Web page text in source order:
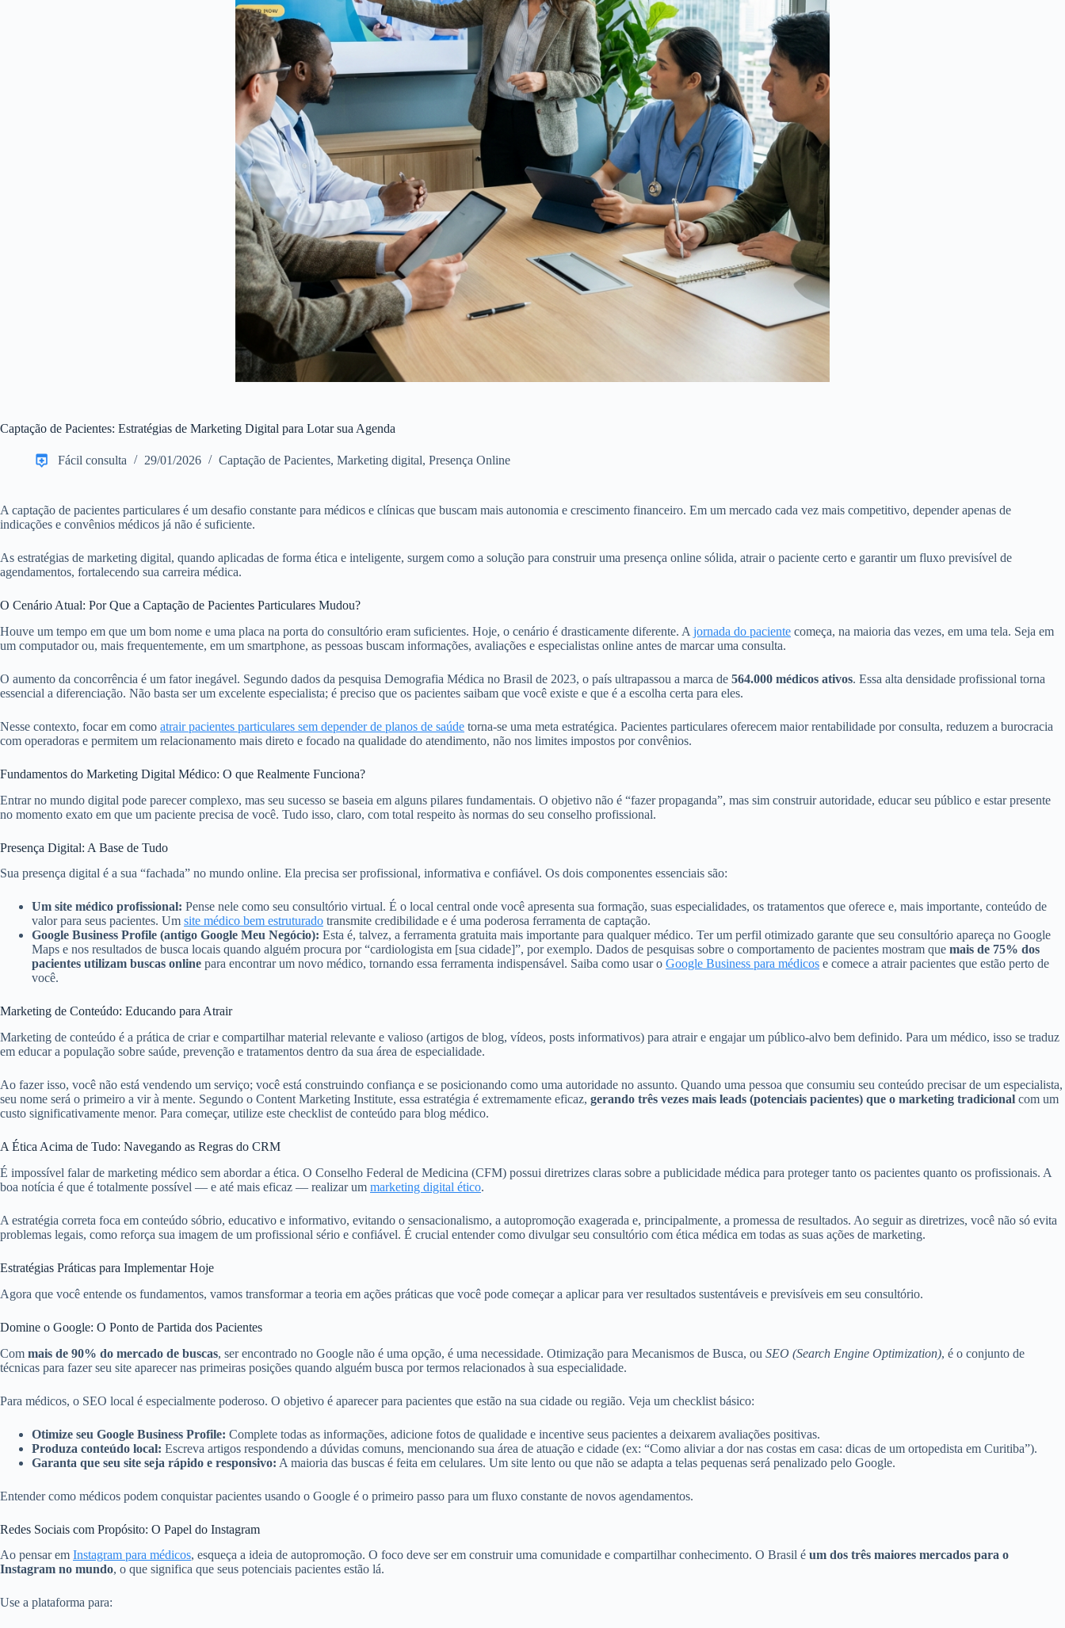
Captação de Pacientes: Estratégias de Marketing Digital para Lotar sua Agenda
Fácil consulta 29/01/2026 Captação de Pacientes, Marketing digital, Presença Online
A captação de pacientes particulares é um desafio constante para médicos e clínicas que buscam mais autonomia e crescimento financeiro. Em um mercado cada vez mais competitivo, depender apenas de
indicações e convênios médicos já não é suficiente.
As estratégias de marketing digital, quando aplicadas de forma ética e inteligente, surgem como a solução para construir uma presença online sólida, atrair o paciente certo e garantir um fluxo previsível de
agendamentos, fortalecendo sua carreira médica.
O Cenário Atual: Por Que a Captação de Pacientes Particulares Mudou?
Houve um tempo em que um bom nome e uma placa na porta do consultório eram suficientes. Hoje, o cenário é drasticamente diferente. A jornada do paciente começa, na maioria das vezes, em uma tela. Seja em
um computador ou, mais frequentemente, em um smartphone, as pessoas buscam informações, avaliações e especialistas online antes de marcar uma consulta.
O aumento da concorrência é um fator inegável. Segundo dados da pesquisa Demografia Médica no Brasil de 2023, o país ultrapassou a marca de 564.000 médicos ativos. Essa alta densidade profissional torna
essencial a diferenciação. Não basta ser um excelente especialista; é preciso que os pacientes saibam que você existe e que é a escolha certa para eles.
Nesse contexto, focar em como atrair pacientes particulares sem depender de planos de saúde torna-se uma meta estratégica. Pacientes particulares oferecem maior rentabilidade por consulta, reduzem a burocracia
com operadoras e permitem um relacionamento mais direto e focado na qualidade do atendimento, não nos limites impostos por convênios.
Fundamentos do Marketing Digital Médico: O que Realmente Funciona?
Entrar no mundo digital pode parecer complexo, mas seu sucesso se baseia em alguns pilares fundamentais. O objetivo não é “fazer propaganda”, mas sim construir autoridade, educar seu público e estar presente
no momento exato em que um paciente precisa de você. Tudo isso, claro, com total respeito às normas do seu conselho profissional.
Presença Digital: A Base de Tudo
Sua presença digital é a sua “fachada” no mundo online. Ela precisa ser profissional, informativa e confiável. Os dois componentes essenciais são:
Um site médico profissional: Pense nele como seu consultório virtual. É o local central onde você apresenta sua formação, suas especialidades, os tratamentos que oferece e, mais importante, conteúdo de
valor para seus pacientes. Um site médico bem estruturado transmite credibilidade e é uma poderosa ferramenta de captação.
Google Business Profile (antigo Google Meu Negócio): Esta é, talvez, a ferramenta gratuita mais importante para qualquer médico. Ter um perfil otimizado garante que seu consultório apareça no Google
Maps e nos resultados de busca locais quando alguém procura por “cardiologista em [sua cidade]”, por exemplo. Dados de pesquisas sobre o comportamento de pacientes mostram que mais de 75% dos
pacientes utilizam buscas online para encontrar um novo médico, tornando essa ferramenta indispensável. Saiba como usar o Google Business para médicos e comece a atrair pacientes que estão perto de
você.
Marketing de Conteúdo: Educando para Atrair
Marketing de conteúdo é a prática de criar e compartilhar material relevante e valioso (artigos de blog, vídeos, posts informativos) para atrair e engajar um público-alvo bem definido. Para um médico, isso se traduz
em educar a população sobre saúde, prevenção e tratamentos dentro da sua área de especialidade.
Ao fazer isso, você não está vendendo um serviço; você está construindo confiança e se posicionando como uma autoridade no assunto. Quando uma pessoa que consumiu seu conteúdo precisar de um especialista,
seu nome será o primeiro a vir à mente. Segundo o Content Marketing Institute, essa estratégia é extremamente eficaz, gerando três vezes mais leads (potenciais pacientes) que o marketing tradicional com um
custo significativamente menor. Para começar, utilize este checklist de conteúdo para blog médico.
A Ética Acima de Tudo: Navegando as Regras do CRM
É impossível falar de marketing médico sem abordar a ética. O Conselho Federal de Medicina (CFM) possui diretrizes claras sobre a publicidade médica para proteger tanto os pacientes quanto os profissionais. A
boa notícia é que é totalmente possível — e até mais eficaz — realizar um marketing digital ético.
A estratégia correta foca em conteúdo sóbrio, educativo e informativo, evitando o sensacionalismo, a autopromoção exagerada e, principalmente, a promessa de resultados. Ao seguir as diretrizes, você não só evita
problemas legais, como reforça sua imagem de um profissional sério e confiável. É crucial entender como divulgar seu consultório com ética médica em todas as suas ações de marketing.
Estratégias Práticas para Implementar Hoje
Agora que você entende os fundamentos, vamos transformar a teoria em ações práticas que você pode começar a aplicar para ver resultados sustentáveis e previsíveis em seu consultório.
Domine o Google: O Ponto de Partida dos Pacientes
Com mais de 90% do mercado de buscas, ser encontrado no Google não é uma opção, é uma necessidade. Otimização para Mecanismos de Busca, ou SEO (Search Engine Optimization), é o conjunto de
técnicas para fazer seu site aparecer nas primeiras posições quando alguém busca por termos relacionados à sua especialidade.
Para médicos, o SEO local é especialmente poderoso. O objetivo é aparecer para pacientes que estão na sua cidade ou região. Veja um checklist básico:
Otimize seu Google Business Profile: Complete todas as informações, adicione fotos de qualidade e incentive seus pacientes a deixarem avaliações positivas.
Produza conteúdo local: Escreva artigos respondendo a dúvidas comuns, mencionando sua área de atuação e cidade (ex: “Como aliviar a dor nas costas em casa: dicas de um ortopedista em Curitiba”).
Garanta que seu site seja rápido e responsivo: A maioria das buscas é feita em celulares. Um site lento ou que não se adapta a telas pequenas será penalizado pelo Google.
Entender como médicos podem conquistar pacientes usando o Google é o primeiro passo para um fluxo constante de novos agendamentos.
Redes Sociais com Propósito: O Papel do Instagram
Ao pensar em Instagram para médicos, esqueça a ideia de autopromoção. O foco deve ser em construir uma comunidade e compartilhar conhecimento. O Brasil é um dos três maiores mercados para o
Instagram no mundo, o que significa que seus potenciais pacientes estão lá.
Use a plataforma para: